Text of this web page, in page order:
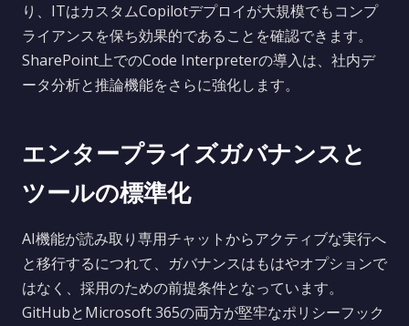
り、ITはカスタムCopilotデプロイが大規模でもコンプ
ライアンスを保ち効果的であることを確認できます。
SharePoint上でのCode Interpreterの導入は、社内デ
ータ分析と推論機能をさらに強化します。
エンタープライズガバナンスと
ツールの標準化
AI機能が読み取り専用チャットからアクティブな実行へ
と移行するにつれて、ガバナンスはもはやオプションで
はなく、採用のための前提条件となっています。
GitHubとMicrosoft 365の両方が堅牢なポリシーフック